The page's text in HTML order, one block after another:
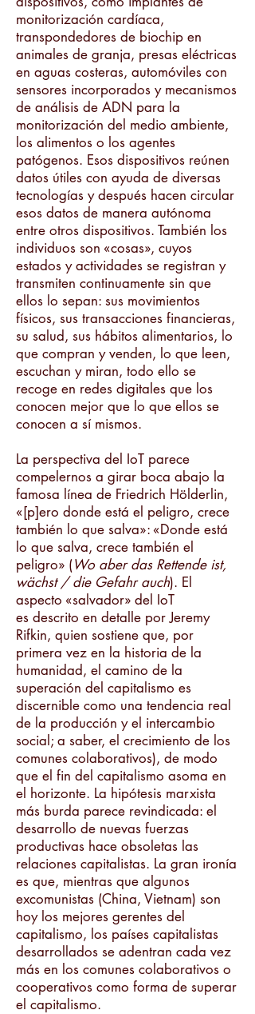
monitorización cardíaca,
transpondedores de biochip en
animales de granja, presas eléctricas
en aguas costeras, automóviles con
sensores incorporados y mecanismos
de análisis de ADN para la
monitorización del medio ambiente,
los alimentos o los agentes
patógenos. Esos dispositivos reúnen
datos útiles con ayuda de diversas
tecnologías y después hacen circular
esos datos de manera autónoma
entre otros dispositivos. También los
individuos son «cosas», cuyos
estados y actividades se registran y
transmiten continuamente sin que
ellos lo sepan: sus movimientos
físicos, sus transacciones financieras,
su salud, sus hábitos alimentarios, lo
que compran y venden, lo que leen,
escuchan y miran, todo ello se
recoge en redes digitales que los
conocen mejor que lo que ellos se
conocen a sí mismos.
La perspectiva del IoT parece
compelernos a girar boca abajo la
famosa línea de Friedrich Hölderlin,
«[p]ero donde está el peligro, crece
también lo que salva»: «Donde está
lo que salva, crece también el
peligro» (Wo aber das Rettende ist,
wächst / die Gefahr auch). El
aspecto «salvador» del IoT
es descrito en detalle por Jeremy
Rifkin, quien sostiene que, por
primera vez en la historia de la
humanidad, el camino de la
superación del capitalismo es
discernible como una tendencia real
de la producción y el intercambio
social; a saber, el crecimiento de los
comunes colaborativos), de modo
que el fin del capitalismo asoma en
el horizonte. La hipótesis marxista
más burda parece revindicada: el
desarrollo de nuevas fuerzas
productivas hace obsoletas las
relaciones capitalistas. La gran ironía
es que, mientras que algunos
excomunistas (China, Vietnam) son
hoy los mejores gerentes del
capitalismo, los países capitalistas
desarrollados se adentran cada vez
más en los comunes colaborativos o
cooperativos como forma de superar
el capitalismo.